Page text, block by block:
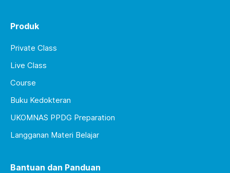
Produk
Private Class
Live Class
Course
Buku Kedokteran
UKOMNAS PPDG Preparation
Langganan Materi Belajar
Bantuan dan Panduan